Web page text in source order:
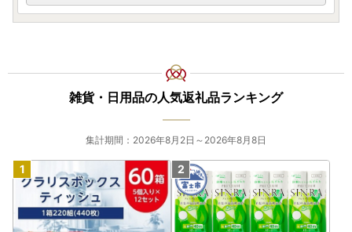
す
雑貨・日用品の人気返礼品ランキング
集計期間：2026年8月2日～2026年8月8日